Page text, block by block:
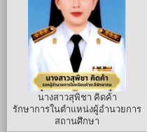
นางสาวสุพิชา คิดค้า
รักษาการในตำแหน่งผู้อำนวยการ
สถานศึกษา